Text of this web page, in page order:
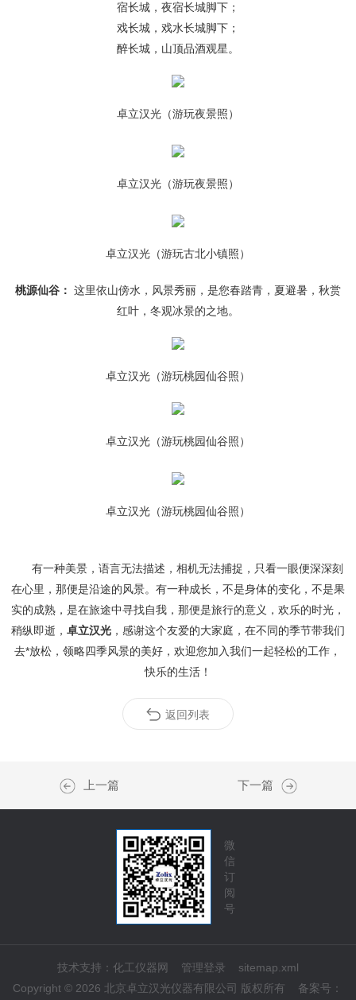
宿长城，夜宿长城脚下；
戏长城，戏水长城脚下；
醉长城，山顶品酒观星。
卓立汉光（游玩夜景照）
卓立汉光（游玩夜景照）
卓立汉光（游玩古北小镇照）
桃源仙谷： 这里依山傍水，风景秀丽，是您春踏青，夏避暑，秋赏
红叶，冬观冰景的之地。
卓立汉光（游玩桃园仙谷照）
卓立汉光（游玩桃园仙谷照）
卓立汉光（游玩桃园仙谷照）
有一种美景，语言无法描述，相机无法捕捉，只看一眼便深深刻
在心里，那便是沿途的风景。有一种成长，不是身体的变化，不是果
实的成熟，是在旅途中寻找自我，那便是旅行的意义，欢乐的时光，
稍纵即逝， 卓立汉光，感谢这个友爱的大家庭，在不同的季节带我们
去*放松，领略四季风景的美好，欢迎您加入我们一起轻松的工作，
快乐的生活！
返回列表
上一篇 下一篇
微
信
订
阅
号
技术支持： 化工仪器网 管理登录
sitemap.xml
Copyright © 2026 北京卓立汉光仪器有限公司 版权所有 备案号：